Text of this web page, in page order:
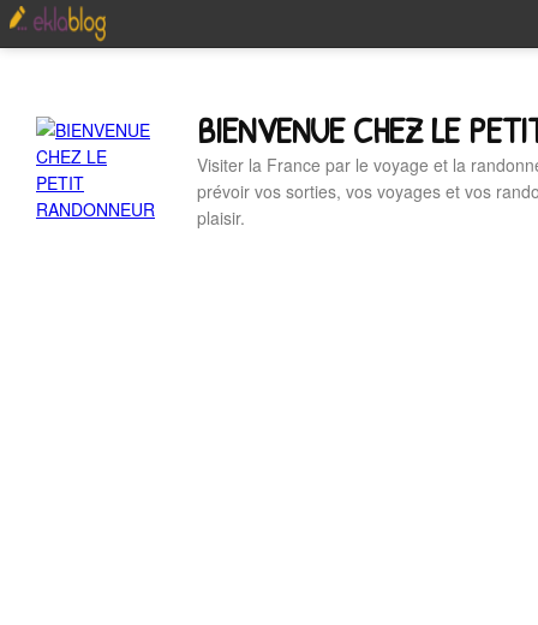
BIENVENUE CHEZ LE
Visiter la France par le voyage et la
prévoir vos sorties, vos voyages et vos
plaisir.